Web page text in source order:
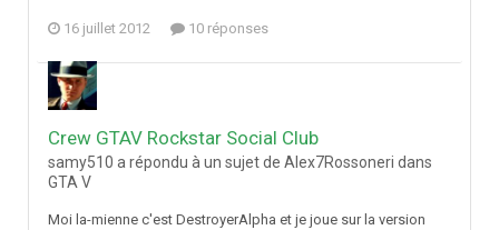
16 juillet 2012 10 réponses
Crew GTAV Rockstar Social Club
samy510 a répondu à un sujet de Alex7Rossoneri dans
GTA V
Moi la-mienne c'est DestroyerAlpha et je joue sur la version